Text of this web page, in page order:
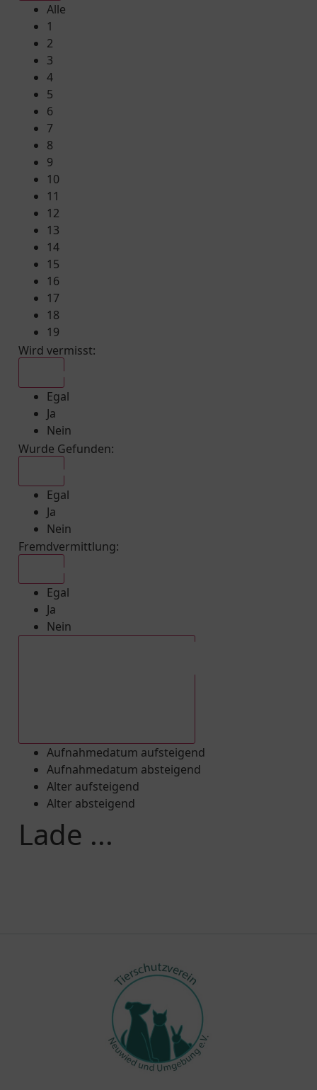
Alle
1
2
3
4
5
6
7
8
9
10
11
12
13
14
15
16
17
18
19
Wird vermisst:
Egal
Ja
Nein
Wurde Gefunden:
Egal
Ja
Nein
Fremdvermittlung:
Egal
Ja
Nein
Aufnahmedatum aufsteigend
Aufnahmedatum absteigend
Alter aufsteigend
Alter absteigend
Lade ...